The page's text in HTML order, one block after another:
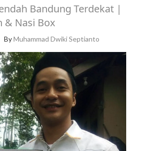
Bandung Terdekat |
& Nasi Box
ByMuhammad Dwiki Septianto